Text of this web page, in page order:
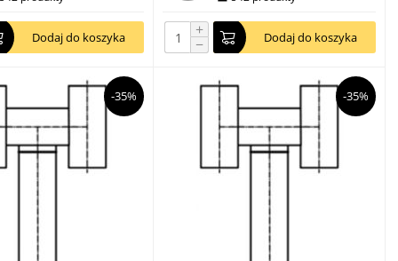
Dodaj do koszyka +
− Dodaj do koszyka
-35% -35%